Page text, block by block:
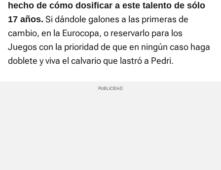
hecho de cómo dosificar a este talento de sólo
17 años. Si dándole galones a las primeras de
cambio, en la Eurocopa, o reservarlo para los
Juegos con la prioridad de que en ningún caso haga
doblete y viva el calvario que lastró a Pedri.